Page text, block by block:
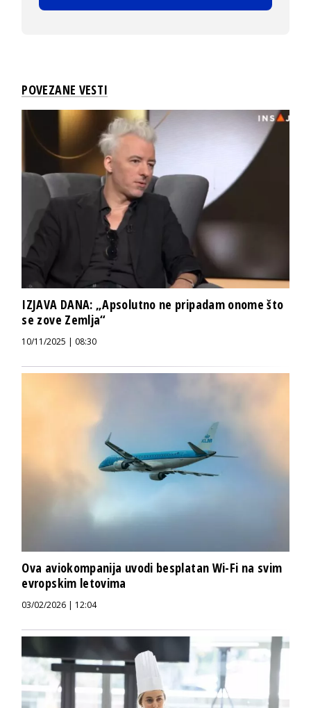
POVEZANE VESTI
IZJAVA DANA: „Apsolutno ne pripadam onome što
se zove Zemlja“
10/11/2025 | 08:30
Ova aviokompanija uvodi besplatan Wi-Fi na svim
evropskim letovima
03/02/2026 | 12:04